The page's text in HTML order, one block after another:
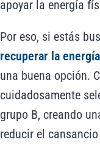
apoyar la energía
Por eso, si estás
recuperar la energía
una buena opción.
cuidadosamente
grupo B, creando
reducir el